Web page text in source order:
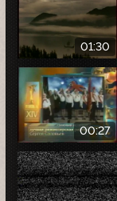
01:30
00:27